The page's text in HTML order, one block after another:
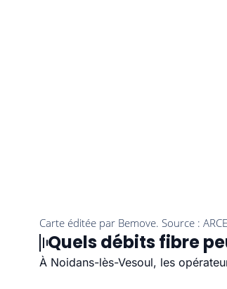
Quels débits fibre
À Noidans-lès-Vesoul, les